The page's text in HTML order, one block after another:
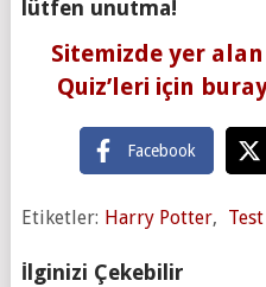
lütfen unutma!
Sitemizde yer
Quiz’leri için
Facebook
Etiketler: Harry Potter, Test
İlginizi Çekebilir